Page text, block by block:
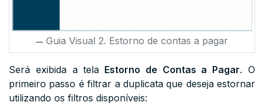
Guia Visual 2. Estorno de contas a pagar
Será exibida a tela Estorno de Contas a Pagar. O
primeiro passo é filtrar a duplicata que deseja estornar
utilizando os filtros disponíveis: